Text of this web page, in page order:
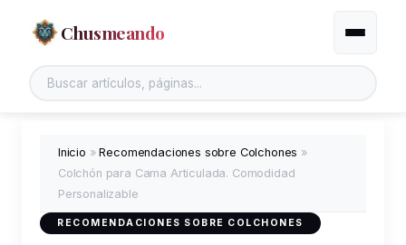
Chusmeando
Buscar en el sitio
Alternar
Inicio »Recomendaciones sobre Colchones »
Colchón para Cama Articulada. Comodidad
Personalizable
RECOMENDACIONES SOBRE COLCHONES